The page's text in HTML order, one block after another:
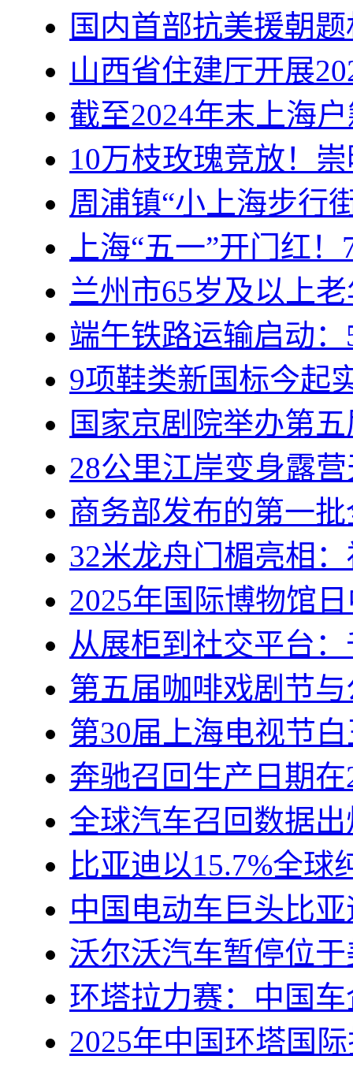
国内首部抗美援朝
山西省住建厅开展
截至2024年末上海
10万枝玫瑰竞放！
周浦镇“小上海步行
上海“五一”开门红
兰州市65岁及以上
端午铁路运输启动
9项鞋类新国标今起
国家京剧院举办第
28公里江岸变身露
商务部发布的第一
32米龙舟门楣亮相
2025年国际博物馆
从展柜到社交平台
第五届咖啡戏剧节
第30届上海电视节
奔驰召回生产日期在
全球汽车召回数据
比亚迪以15.7%全
中国电动车巨头比
沃尔沃汽车暂停位
环塔拉力赛：中国
2025年中国环塔国